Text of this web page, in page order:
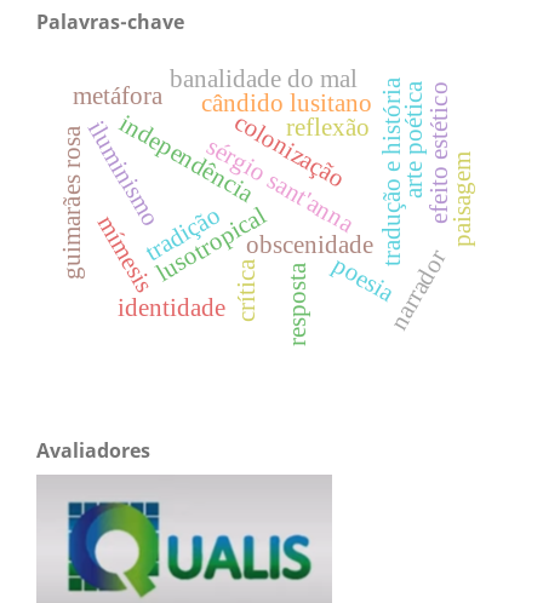
Palavras-chave
sérgio sant'anna
obscenidade tradução e história
cândido lusitano arte poética
tradição
lusotropical
colonização
independência
banalidade do mal
crítica
reflexão
iluminismo
mímesis poesia
metáfora efeito estético
resposta
paisagem
identidade narrador
guimarães rosa
Avaliadores